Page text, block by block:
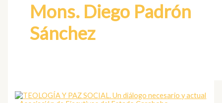
Mons. Diego Padrón
Sánchez